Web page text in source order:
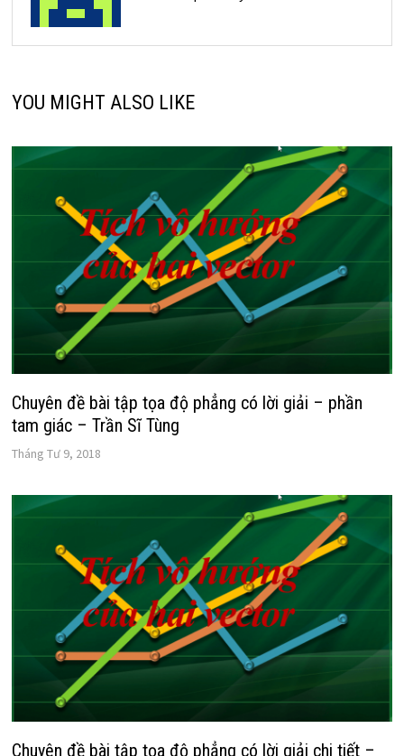
YOU MIGHT ALSO LIKE
Chuyên đề bài tập tọa độ phẳng có lời giải – phần
tam giác – Trần Sĩ Tùng
Tháng Tư 9, 2018
Chuyên đề bài tập tọa độ phẳng có lời giải chi tiết –